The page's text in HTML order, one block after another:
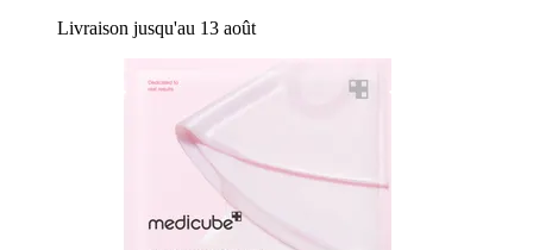
Livraison jusqu'au 13 août